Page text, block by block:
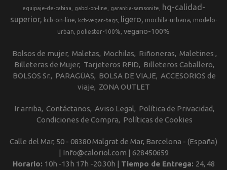
equipaje-de-cabina gabol-on-line garantia-samsonite
hq-calidad-
superior
kcb-on-line kcb-vegan-bags ligero mochila-urbana
modelo-
urban
poliester-100% vegano-100%
Bolsos de mujer Maletas Mochilas Riñoneras Maletines
Billeteras de Mujer Tarjeteros RFID
Billeteros Caballero
BOLSOS Sr.
PARAGÜAS BOLSA DE VIAJE ACCESORIOS de
viaje
ZONA OUTLET
Ir arriba Contáctanos Aviso Legal
Política de Privacidad
Condiciones de Compra
Políticas de Cookies
Calle del Mar, 50 - 08380 Malgrat de Mar, Barcelona - (España)
| Info@caloriol.com | 628450659
Horario: 10h -13h 17h -20.30h | Tiempo de Entrega: 24, 48